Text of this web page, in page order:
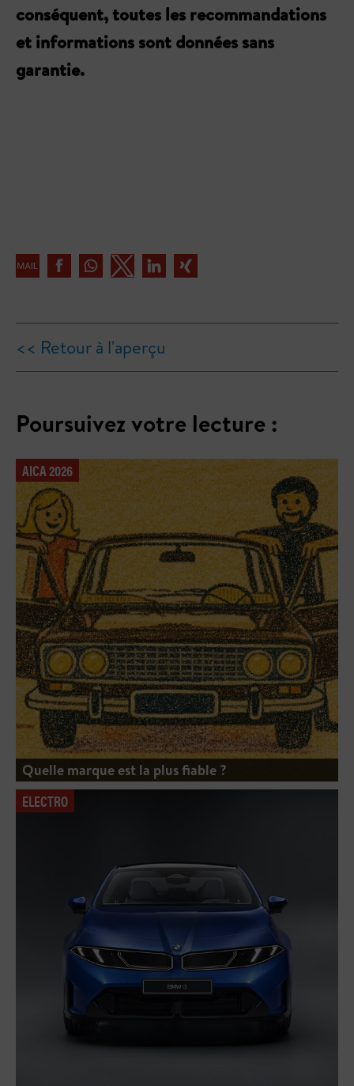
conséquent, toutes les recommandations
et informations sont données sans
garantie.
<< Retour à l'aperçu
Poursuivez votre lecture :
AICA 2026
Quelle marque est la plus fiable ?
ELECTRO